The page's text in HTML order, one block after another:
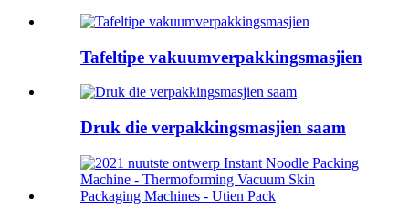
Tafeltipe vakuumverpakkingsmasjien
Druk die verpakkingsmasjien saam